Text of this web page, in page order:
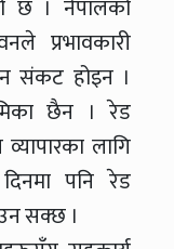
छ । नेपालको
प्रभावकारी
संकट होइन ।
छैन । रेड
लागि
पनि रेड
सक्छ ।